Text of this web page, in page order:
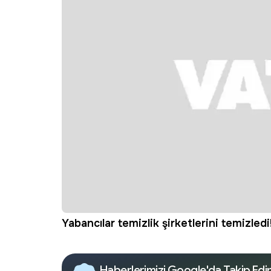
Yabancılar temizlik şirketlerini